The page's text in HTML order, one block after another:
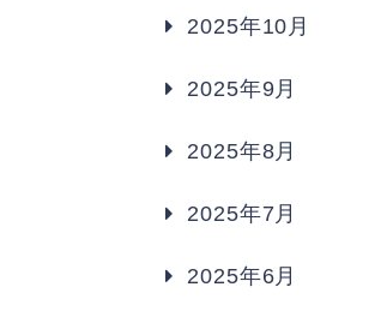
2025年10月
2025年9月
2025年8月
2025年7月
2025年6月